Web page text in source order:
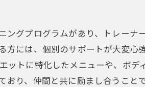
ングプログラムがあり、トレーナ
には、個別のサポートが大変心
ットに特化したメニューや、ボデ
り、仲間と共に励まし合うこと